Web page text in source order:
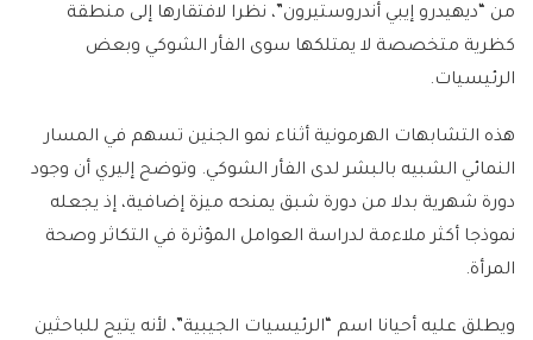
من “ديهيدرو إيبي أندروستيرون”، نظرا لافتقارها إلى منطقة
كظرية متخصصة لا يمتلكها سوى الفأر الشوكي وبعض
الرئيسيات.
هذه التشابهات الهرمونية أثناء نمو الجنين تسهم في المسار
النمائي الشبيه بالبشر لدى الفأر الشوكي. وتوضح إليري أن وجود
دورة شهرية بدلا من دورة شبق يمنحه ميزة إضافية، إذ يجعله
نموذجا أكثر ملاءمة لدراسة العوامل المؤثرة في التكاثر وصحة
المرأة.
ويطلق عليه أحيانا اسم “الرئيسيات الجيبية”، لأنه يتيح للباحثين